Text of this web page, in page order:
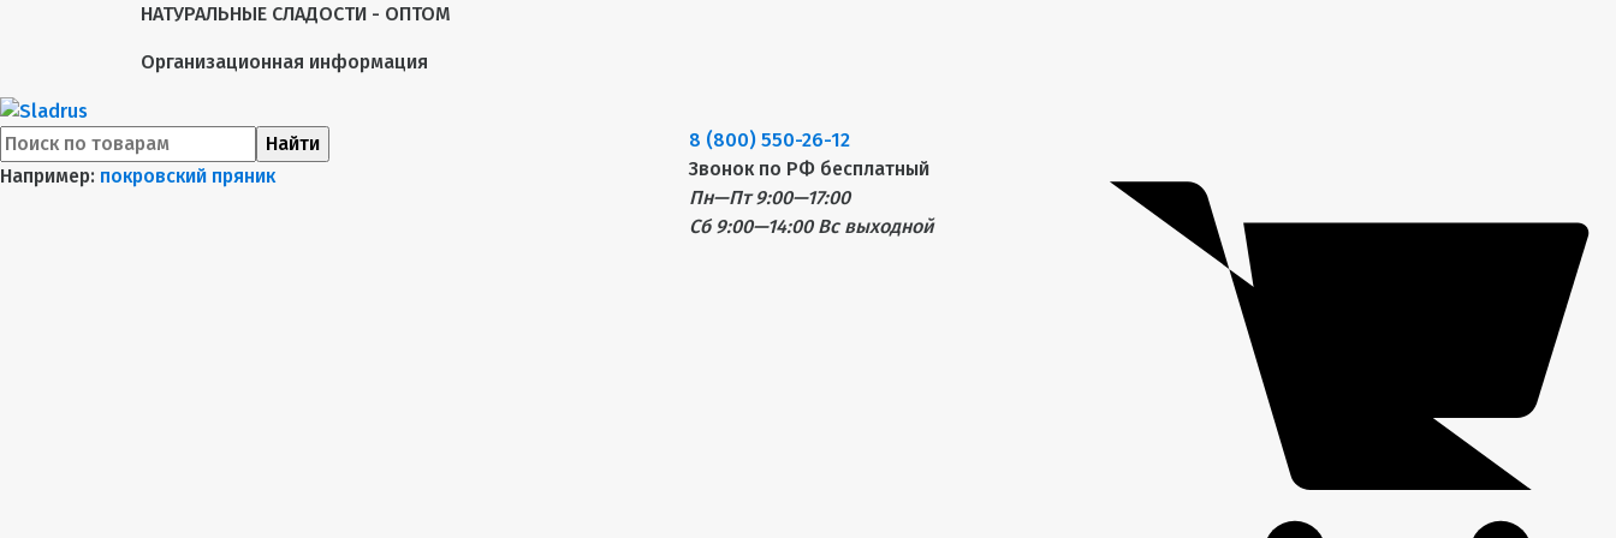
НАТУРАЛЬНЫЕ СЛАДОСТИ - ОПТОМ
Организационная информация
Найти
Например: покровский пряник
8 (800) 550-26-12
Звонок по РФ бесплатный
Пн—Пт 9:00—17:00
Сб 9:00—14:00 Вс выходной